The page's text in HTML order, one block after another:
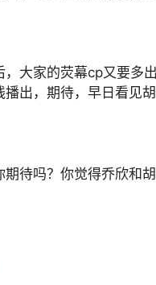
大家的荧幕cp又要多
出，期待，早日看见胡
待吗？你觉得乔欣和